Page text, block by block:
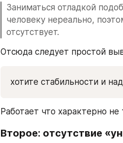
Заниматься отладкой
человеку нереально,
отсутствует.
Отсюда следует простой
хотите стабильности и
Работает что характерно
Второе: отсутствие